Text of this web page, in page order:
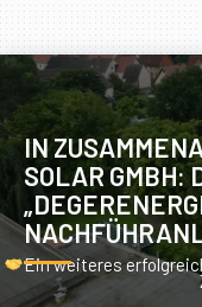
IN
SOLAR GMBH:
Ein weiteres